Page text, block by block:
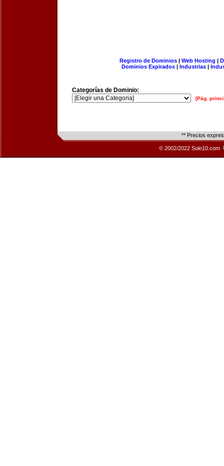
Registro de Dominios| Web Hosting |
Dominios Expirados | Industrias |
Categorías de Dominio:
[Pág.
** Precios
© 2002/2022 Solo10.com